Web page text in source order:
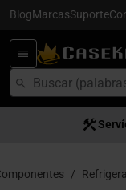
BlogMarcasSuporte